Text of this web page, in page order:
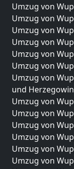
Umzug von
Umzug von
Umzug von
Umzug von
Umzug von
Umzug von
Umzug von
und
Umzug von
Umzug von
Umzug von
Umzug von
Umzug von
Umzug von